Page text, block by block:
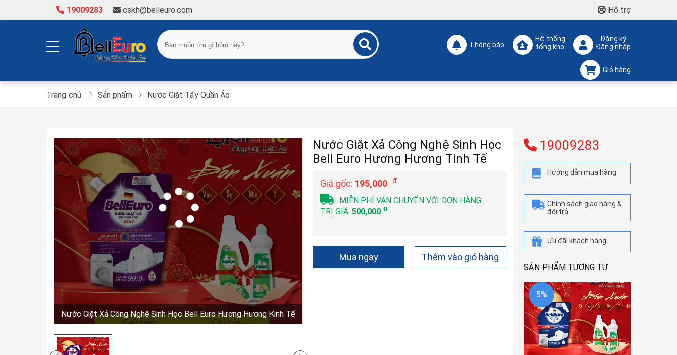
19009283 cskh@belleuro.com Hỗ trợ
Đăng ký
Đăng nhập
Hệ thống
tổng kho
Thông báo
Giỏ hàng
Trang chủ Sản phẩm Nước Giặt Tẩy Quần Áo
Nước Giặt Xả Công Nghệ Sinh Học Bell Euro Hương Hương Kinh Tế
Nước Giặt Xả Công Nghệ Sinh Học
Bell Euro Hương Hương Tinh Tế
Giá gốc: 195,000 đ
MIỄN PHÍ VẬN CHUYỂN VỚI ĐƠN HÀNG
TRỊ GIÁ: 500,000 Đ
Mua ngay Thêm vào giỏ hàng
19009283
Hướng dẫn mua hàng
Chính sách giao hàng &
đổi trả
Ưu đãi khách hàng
SẢN PHẨM TƯƠNG TỰ
5%